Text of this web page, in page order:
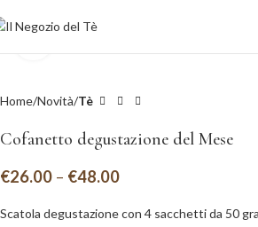
Home Novità Tè
Cofanetto degustazione del Mese
€26.00 – €48.00
Scatola degustazione con 4 sacchetti da 50